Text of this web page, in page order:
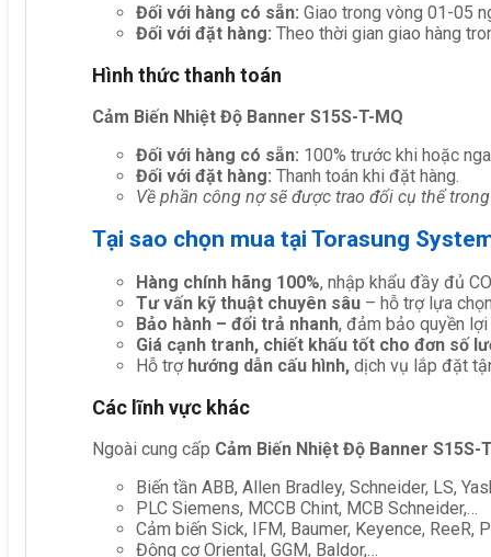
Đối với hàng có sẵn: Giao trong vòng 01-05
Đối với đặt hàng: Theo thời gian giao hàng
Hình thức thanh toán
Cảm Biến Nhiệt Độ Banner S15S-T-MQ
Đối với hàng có sẵn: 100% trước khi hoặc
Đối với đặt hàng: Thanh toán khi đặt hàng.
Về phần công nợ sẽ được trao đổi cụ thể
Tại sao chọn mua tại Torasung
Hàng chính hãng 100%, nhập khẩu đầy đủ
Tư vấn kỹ thuật chuyên sâu – hỗ trợ lựa
Bảo hành – đổi trả nhanh, đảm bảo quyền lợi
Giá cạnh tranh, chiết khấu tốt cho đơn số
Hỗ trợ hướng dẫn cấu hình, dịch vụ lắp đặt
Các lĩnh vực khác
Ngoài cung cấp Cảm Biến Nhiệt Độ Banner S15S-
Biến tần ABB, Allen Bradley, Schneider, LS,
PLC Siemens, MCCB Chint, MCB Schneider,…
Cảm biến Sick, IFM, Baumer, Keyence, ReeR,
Động cơ Oriental, GGM, Baldor,…